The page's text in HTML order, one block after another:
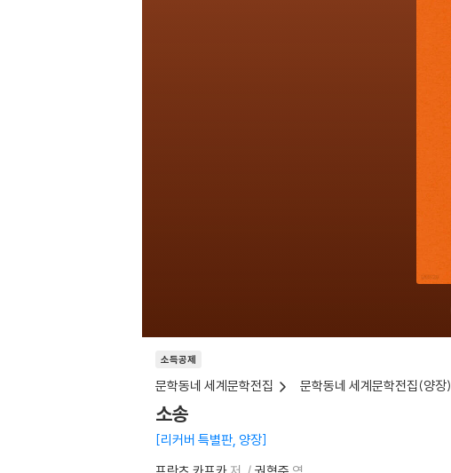
소득공제
문학동네 세계문학전집 문학동네 세계문학전집(양장)
소송
리커버 특별판, 양장